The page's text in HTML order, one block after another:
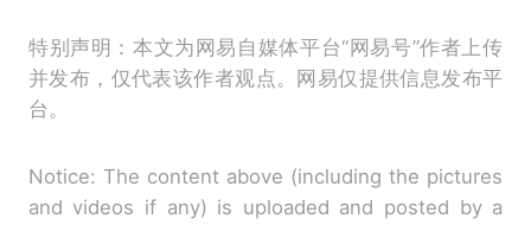
特别声明：本文为网易自媒体平台“网易号”作者上传
并发布，仅代表该作者观点。网易仅提供信息发布平
台。
Notice: The content above (including the pictures
and videos if any) is uploaded and posted by a